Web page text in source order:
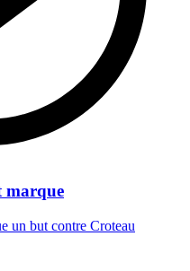
marque
un but contre Croteau